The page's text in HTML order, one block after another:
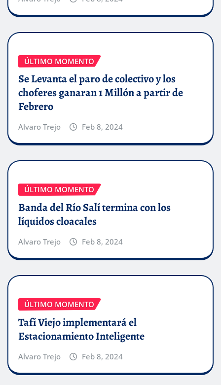
ÚLTIMO MOMENTO
Se Levanta el paro de colectivo y los
choferes ganaran 1 Millón a partir de
Febrero
Alvaro Trejo Feb 8, 2024
ÚLTIMO MOMENTO
Banda del Río Salí termina con los
líquidos cloacales
Alvaro Trejo Feb 8, 2024
ÚLTIMO MOMENTO
Tafí Viejo implementará el
Estacionamiento Inteligente
Alvaro Trejo Feb 8, 2024